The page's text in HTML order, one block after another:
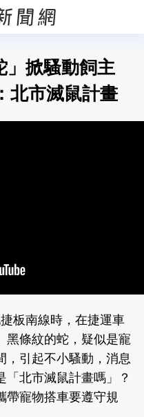
」掀騷動飼主
北市滅鼠計畫
板南線時，在捷運車
黑條紋的蛇，疑似是寵
，引起不小騷動，消息
北市滅鼠計畫嗎」？
帶寵物搭車要遵守規